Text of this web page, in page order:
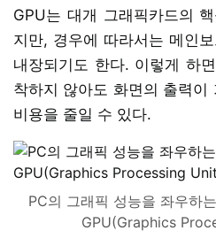
GPU는 대개 그래픽카드의
지만, 경우에 따라서는 메인
내장되기도 한다. 이렇게 하
착하지 않아도 화면의 출력이
비용을 줄일 수 있다.
PC의 그래픽 성능을 좌우하
GPU(Graphics